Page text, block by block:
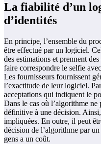
La fiabilité d’un
d’identités
En principe, l’ensemble du
être effectué par un logiciel.
des estimations et prennent
faire correspondre le selfie
Les fournisseurs fournissent
l’exactitude de leur logiciel.
acceptations qui indiquent le
Dans le cas où l’algorithme ne
définitive à une décision.
impliquées. En outre, il peut
décision de l’algorithme par
gens a un coût.